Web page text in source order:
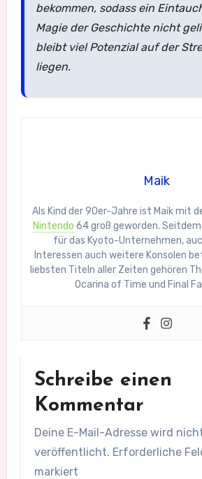
bekommen, sodass ein
Magie der Geschichte nicht
bleibt viel Potenzial auf der
liegen.
Maik
Als Kind der 90er-Jahre ist Maik mit
Nintendo 64 groß geworden.
für das Kyoto-Unternehmen,
Interessen auch weitere Konsolen
liebsten Titeln aller Zeiten gehören
Ocarina of Time und Final
Schreibe einen
Kommentar
Deine E-Mail-Adresse wird
veröffentlicht. Erforderliche
markiert